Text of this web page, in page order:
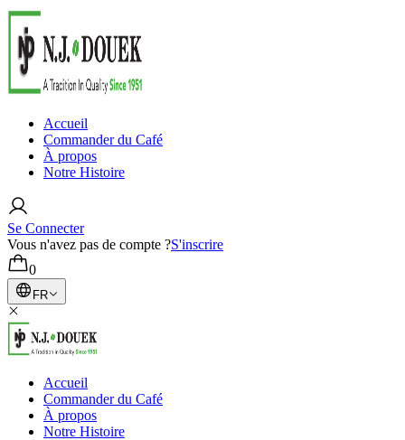
Accueil
Commander du Café
À propos
Notre Histoire
Se Connecter
Vous n'avez pas de compte ?S'inscrire
0
FR
Accueil
Commander du Café
À propos
Notre Histoire